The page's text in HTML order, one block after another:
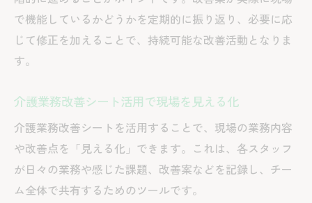
で機能しているかどうかを定期的に振り返り、必要に応
じて修正を加えることで、持続可能な改善活動となりま
す。
介護業務改善シート活用で現場を見える化
介護業務改善シートを活用することで、現場の業務内容
や改善点を「見える化」できます。これは、各スタッフ
が日々の業務や感じた課題、改善案などを記録し、チー
ム全体で共有するためのツールです。